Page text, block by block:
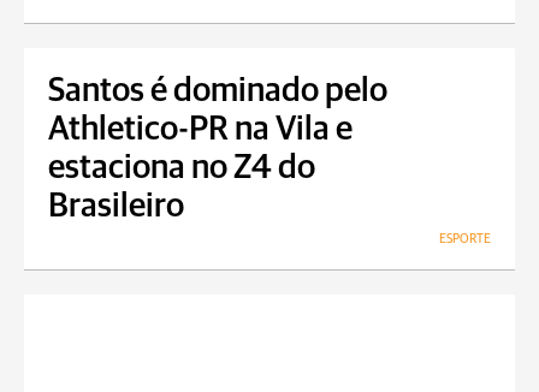
Santos é dominado pelo
Athletico-PR na Vila e
estaciona no Z4 do
Brasileiro
ESPORTE